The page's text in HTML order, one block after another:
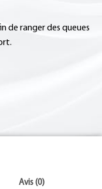
de ranger des queues
Avis (0)